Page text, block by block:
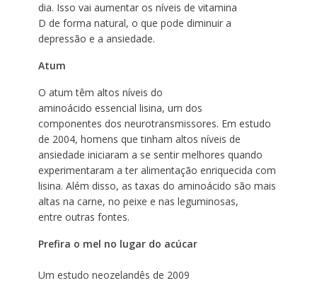
dia. Isso vai aumentar os níveis de vitamina
D de forma natural, o que pode diminuir a
depressão e a ansiedade.
Atum
O atum têm altos níveis do
aminoácido essencial lisina, um dos
componentes dos neurotransmissores. Em estudo
de 2004, homens que tinham altos níveis de
ansiedade iniciaram a se sentir melhores quando
experimentaram a ter alimentação enriquecida com
lisina. Além disso, as taxas do aminoácido são mais
altas na carne, no peixe e nas leguminosas,
entre outras fontes.
Prefira o mel no lugar do acúcar
Um estudo neozelandês de 2009